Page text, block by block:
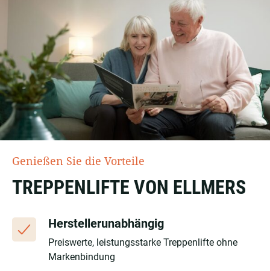
Genießen Sie die Vorteile
TREPPENLIFTE VON ELLMERS
Herstellerunabhängig
Preiswerte, leistungsstarke Treppenlifte ohne
Markenbindung